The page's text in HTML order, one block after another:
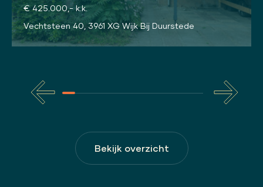
€ 425.000,- k.k.
Vechtsteen 40, 3961 XG Wijk Bij Duurstede
Bekijk overzicht